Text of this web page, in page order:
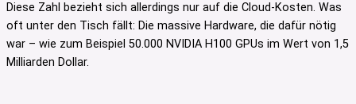
Diese Zahl bezieht sich allerdings nur auf die Cloud-Kosten. Was
oft unter den Tisch fällt: Die massive Hardware, die dafür nötig
war – wie zum Beispiel 50.000 NVIDIA H100 GPUs im Wert von 1,5
Milliarden Dollar.